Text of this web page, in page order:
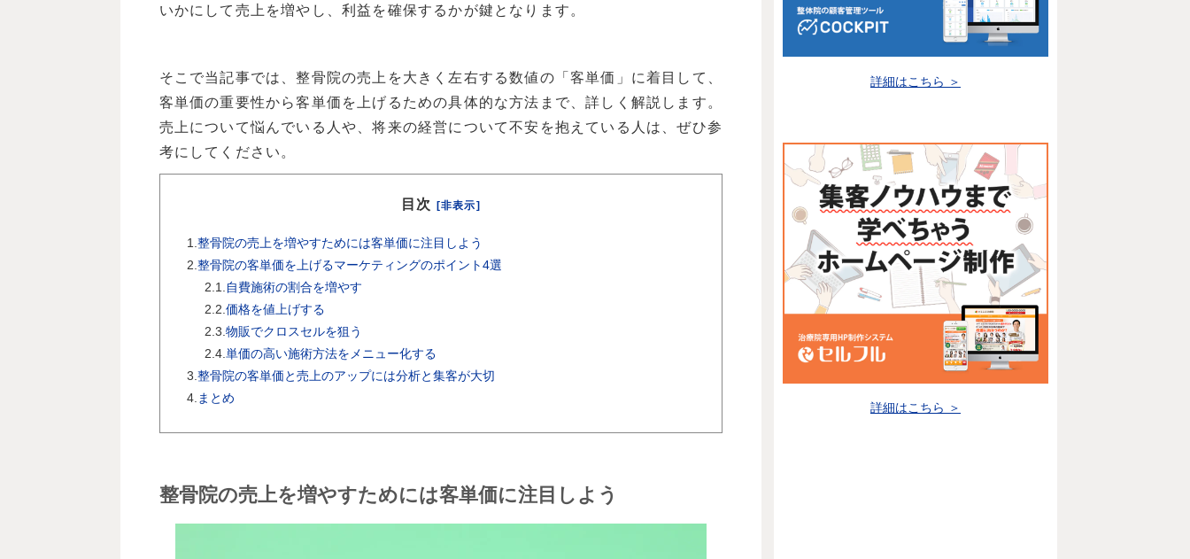
いかにして売上を増やし、利益を確保するかが鍵となります。
そこで当記事では、整骨院の売上を大きく左右する数値の「客単価」に着目して、
客単価の重要性から客単価を上げるための具体的な方法まで、詳しく解説します。
売上について悩んでいる人や、将来の経営について不安を抱えている人は、ぜひ参
考にしてください。
目次 [非表示]
1. 整骨院の売上を増やすためには客単価に注目しよう
2. 整骨院の客単価を上げるマーケティングのポイント4選
2.1. 自費施術の割合を増やす
2.2. 価格を値上げする
2.3. 物販でクロスセルを狙う
2.4. 単価の高い施術方法をメニュー化する
3. 整骨院の客単価と売上のアップには分析と集客が大切
4. まとめ
整骨院の売上を増やすためには客単価に注目しよう
詳細はこちら ＞
詳細はこちら ＞